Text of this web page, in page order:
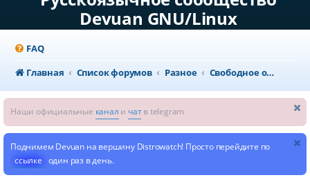
Devuan GNU/Linux
FAQ
Главная
Список форумов Разное Свободное общение
Наши официальные канал и чатв telegram
Поднимем Devuan на вершину Distrowatch! Просто перейдите по
ссылке один раз в день.